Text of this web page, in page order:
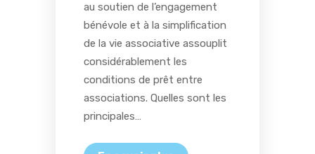
au soutien de l’engagement
bénévole et à la simplification
de la vie associative assouplit
considérablement les
conditions de prêt entre
associations. Quelles sont les
principales…